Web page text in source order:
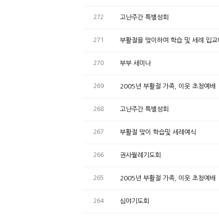
272 고난주간 특별성회
271 부활절을 맞이하여 학습 및 세례 입교
270 부부 세미나
269 2005년 부활절 가족, 이웃 초청예배
268 고난주간 특별성회
267 부활절 맞이 학습및 세례예식
266 권사월례기도회
265 2005년 부활절 가족, 이웃 초청예배
264 심야기도회